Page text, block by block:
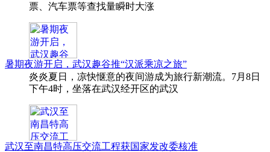
票、汽车票等查找量瞬时大涨
暑期夜游开启，武汉趣谷推“汉派乘凉之旅”
炎炎夏日，凉快惬意的夜间游成为旅行新潮流。7月8日
下午4时，坐落在武汉经开区的武汉
武汉至南昌特高压交流工程获国家发改委核准